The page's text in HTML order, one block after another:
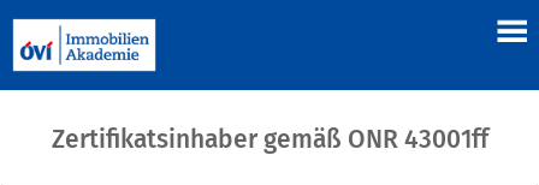
Zertifikatsinhaber gemäß ONR 43001ff